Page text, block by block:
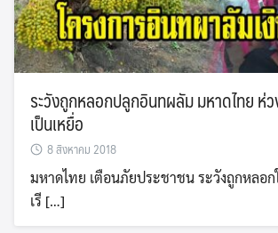
ระวังถูกหลอกปลูกอินทผลัม มหาดไทย ห่
เป็นเหยื่อ
8 สิงหาคม 2018
มหาดไทย เตือนภัยประชาชน ระวังถูกหลอ
เรี […]